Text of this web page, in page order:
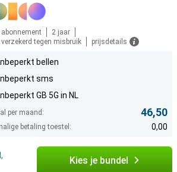
abonnement
2 jaar
tegen misbruik
prijsdetails
bellen
sms
GB 5G in NL
per maand: 46,50
betaling toestel: 0,00
Kies je bundel